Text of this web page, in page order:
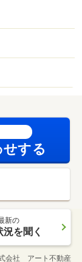
する
新の
況を聞く
会社 アート不動産